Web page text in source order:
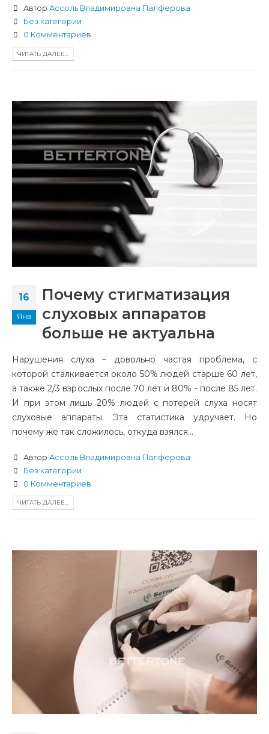
Автор Ассоль Владимировна Палферова
Без категории
0 Комментариев
ЧИТАТЬ ДАЛЕЕ...
16
Янв
Почему стигматизация
слуховых аппаратов
больше не актуальна
Нарушения слуха – довольно частая проблема, с
которой сталкивается около 50% людей старше 60 лет,
а также 2/3 взрослых после 70 лет и 80% - после 85 лет.
И при этом лишь 20% людей с потерей слуха носят
слуховые аппараты. Эта статистика удручает. Но
почему же так сложилось, откуда взялся...
Автор Ассоль Владимировна Палферова
Без категории
0 Комментариев
ЧИТАТЬ ДАЛЕЕ...